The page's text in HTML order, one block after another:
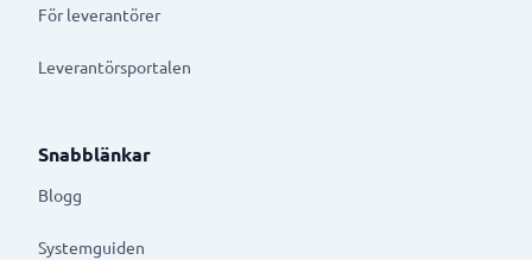
För leverantörer
Leverantörsportalen
Snabblänkar
Blogg
Systemguiden